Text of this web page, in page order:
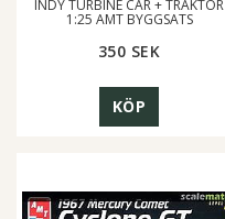
INDY TURBINE CAR + TRAKTOR
1:25 AMT BYGGSATS
350 SEK
KÖP